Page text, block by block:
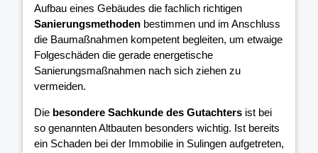
Aufbau eines Gebäudes die fachlich richtigen
Sanierungsmethoden bestimmen und im Anschluss
die Baumaßnahmen kompetent begleiten, um etwaige
Folgeschäden die gerade energetische
Sanierungsmaßnahmen nach sich ziehen zu
vermeiden.
Die besondere Sachkunde des Gutachters ist bei
so genannten Altbauten besonders wichtig. Ist bereits
ein Schaden bei der Immobilie in Sulingen aufgetreten,